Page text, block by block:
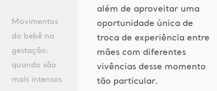
Movimentos
do bebê na
gestação:
quando são
mais intensos
além de aproveitar uma
oportunidade única de
troca de experiência entre
mães com diferentes
vivências desse momento
tão particular.